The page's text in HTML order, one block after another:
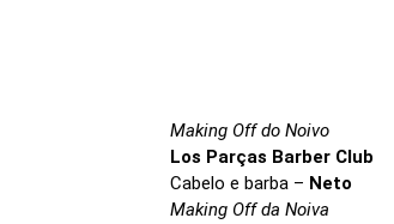
Making Off do Noivo
Los Parças Barber Club
Cabelo e barba – Neto
Making Off da Noiva